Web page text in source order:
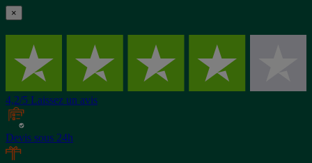
×
4,2/5 Laissez un avis
Devis sous 24h